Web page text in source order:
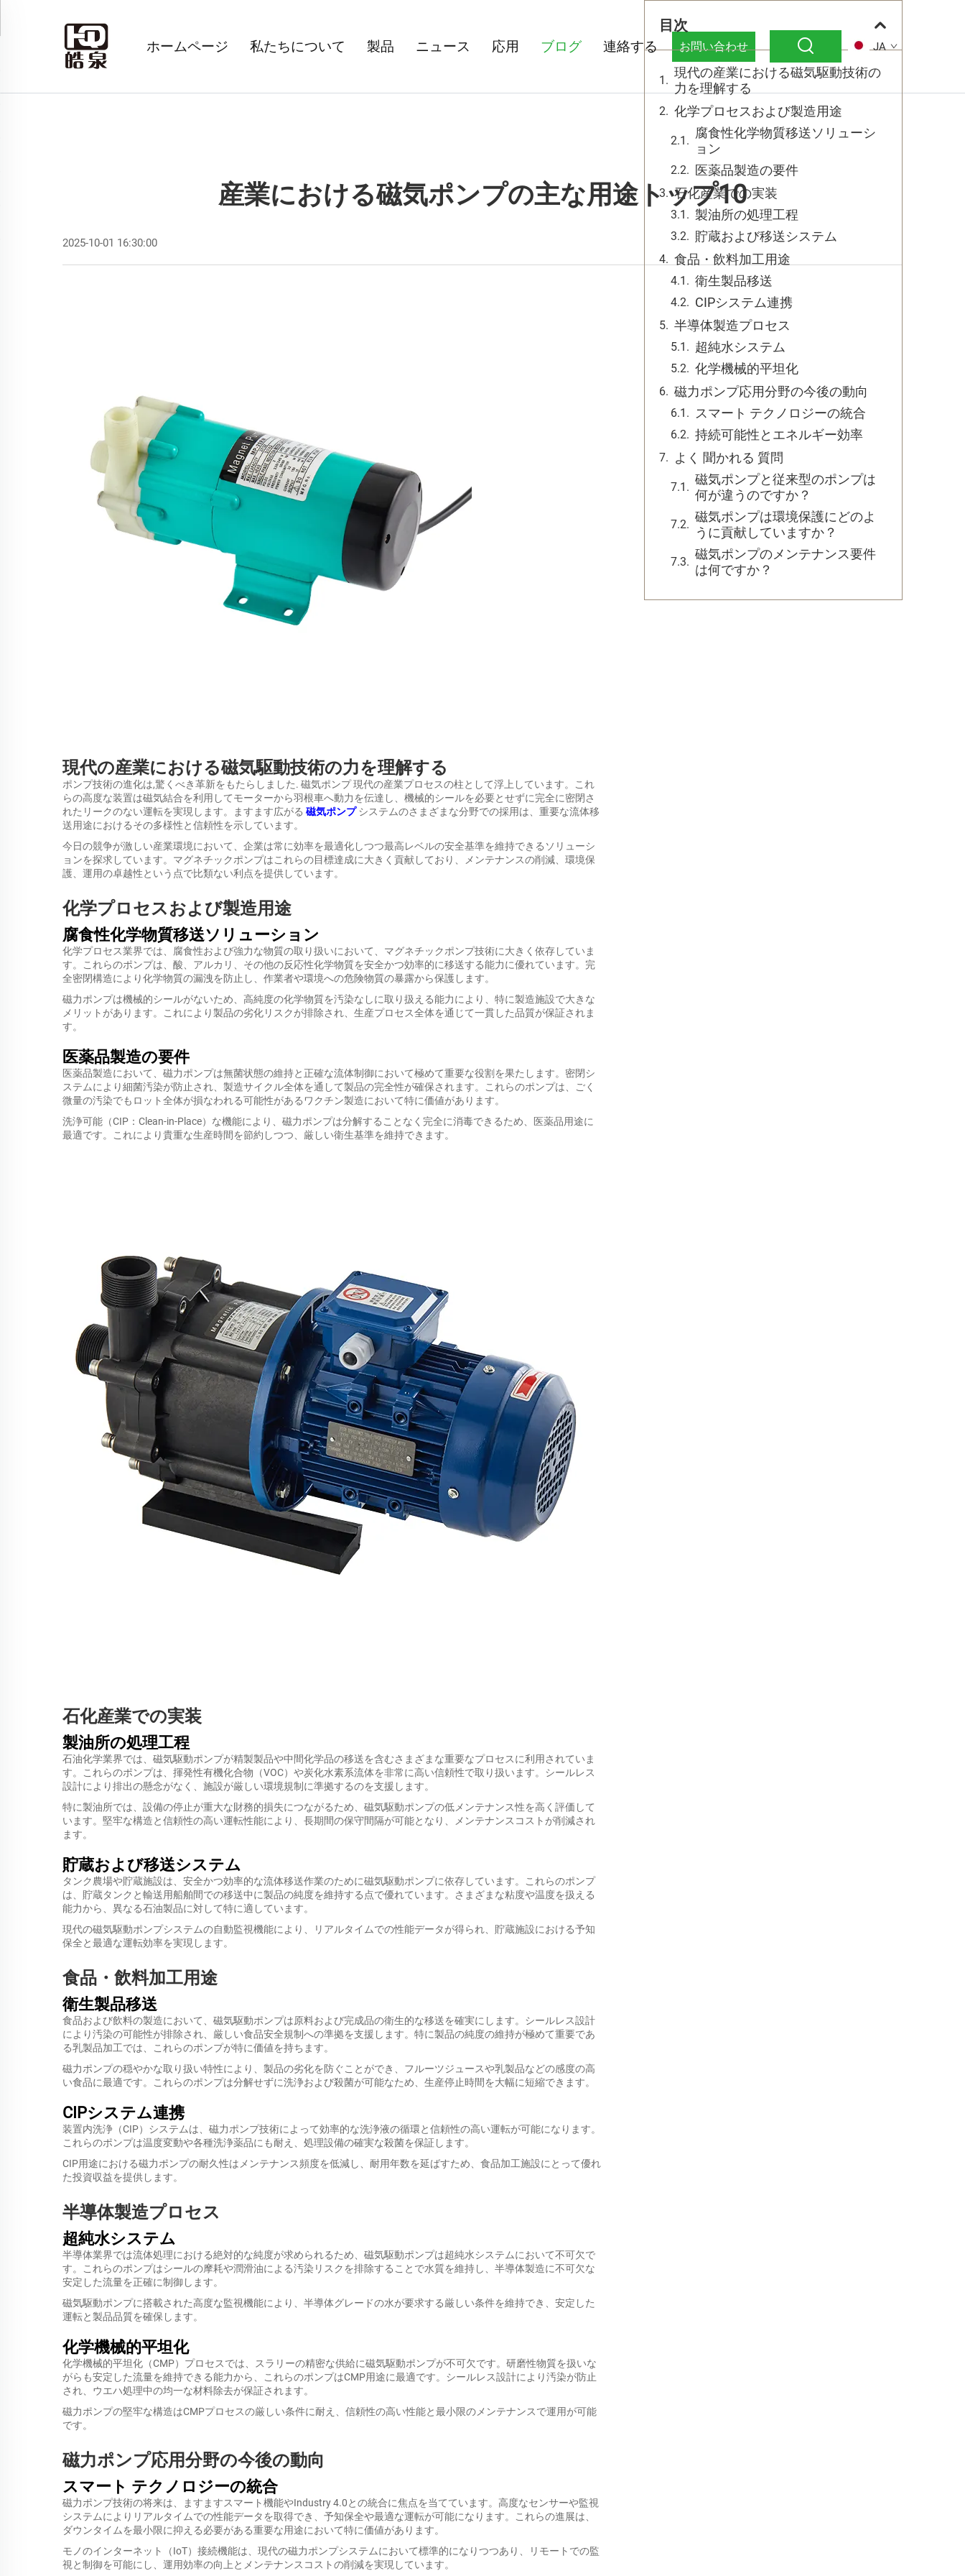
ホームページ 私たちについて 製品 ニュース 応用 ブログ 連絡する お問い合わせ JA
産業における磁気ポンプの主な用途トップ10
2025-10-01 16:30:00
現代の産業における磁気駆動技術の力を理解する
ポンプ技術の進化は,驚くべき革新をもたらしました. 磁気ポンプ現代の産業プロセスの柱として浮上しています。これ
らの高度な装置は磁気結合を利用してモーターから羽根車へ動力を伝達し、機械的シールを必要とせずに完全に密閉さ
れたリークのない運転を実現します。ますます広がる 磁気ポンプシステムのさまざまな分野での採用は、重要な流体移
送用途におけるその多様性と信頼性を示しています。
今日の競争が激しい産業環境において、企業は常に効率を最適化しつつ最高レベルの安全基準を維持できるソリューシ
ョンを探求しています。マグネチックポンプはこれらの目標達成に大きく貢献しており、メンテナンスの削減、環境保
護、運用の卓越性という点で比類ない利点を提供しています。
化学プロセスおよび製造用途
腐食性化学物質移送ソリューション
化学プロセス業界では、腐食性および強力な物質の取り扱いにおいて、マグネチックポンプ技術に大きく依存していま
す。これらのポンプは、酸、アルカリ、その他の反応性化学物質を安全かつ効率的に移送する能力に優れています。完
全密閉構造により化学物質の漏洩を防止し、作業者や環境への危険物質の暴露から保護します。
磁力ポンプは機械的シールがないため、高純度の化学物質を汚染なしに取り扱える能力により、特に製造施設で大きな
メリットがあります。これにより製品の劣化リスクが排除され、生産プロセス全体を通じて一貫した品質が保証されま
す。
医薬品製造の要件
医薬品製造において、磁力ポンプは無菌状態の維持と正確な流体制御において極めて重要な役割を果たします。密閉シ
ステムにより細菌汚染が防止され、製造サイクル全体を通して製品の完全性が確保されます。これらのポンプは、ごく
微量の汚染でもロット全体が損なわれる可能性があるワクチン製造において特に価値があります。
洗浄可能（CIP：Clean-in-Place）な機能により、磁力ポンプは分解することなく完全に消毒できるため、医薬品用途に
最適です。これにより貴重な生産時間を節約しつつ、厳しい衛生基準を維持できます。
石化産業での実装
製油所の処理工程
石油化学業界では、磁気駆動ポンプが精製製品や中間化学品の移送を含むさまざまな重要なプロセスに利用されていま
す。これらのポンプは、揮発性有機化合物（VOC）や炭化水素系流体を非常に高い信頼性で取り扱います。シールレス
設計により排出の懸念がなく、施設が厳しい環境規制に準拠するのを支援します。
特に製油所では、設備の停止が重大な財務的損失につながるため、磁気駆動ポンプの低メンテナンス性を高く評価して
います。堅牢な構造と信頼性の高い運転性能により、長期間の保守間隔が可能となり、メンテナンスコストが削減され
ます。
貯蔵および移送システム
タンク農場や貯蔵施設は、安全かつ効率的な流体移送作業のために磁気駆動ポンプに依存しています。これらのポンプ
は、貯蔵タンクと輸送用船舶間での移送中に製品の純度を維持する点で優れています。さまざまな粘度や温度を扱える
能力から、異なる石油製品に対して特に適しています。
現代の磁気駆動ポンプシステムの自動監視機能により、リアルタイムでの性能データが得られ、貯蔵施設における予知
保全と最適な運転効率を実現します。
食品・飲料加工用途
衛生製品移送
食品および飲料の製造において、磁気駆動ポンプは原料および完成品の衛生的な移送を確実にします。シールレス設計
により汚染の可能性が排除され、厳しい食品安全規制への準拠を支援します。特に製品の純度の維持が極めて重要であ
る乳製品加工では、これらのポンプが特に価値を持ちます。
磁力ポンプの穏やかな取り扱い特性により、製品の劣化を防ぐことができ、フルーツジュースや乳製品などの感度の高
い食品に最適です。これらのポンプは分解せずに洗浄および殺菌が可能なため、生産停止時間を大幅に短縮できます。
CIPシステム連携
装置内洗浄（CIP）システムは、磁力ポンプ技術によって効率的な洗浄液の循環と信頼性の高い運転が可能になります。
これらのポンプは温度変動や各種洗浄薬品にも耐え、処理設備の確実な殺菌を保証します。
CIP用途における磁力ポンプの耐久性はメンテナンス頻度を低減し、耐用年数を延ばすため、食品加工施設にとって優れ
た投資収益を提供します。
半導体製造プロセス
超純水システム
半導体業界では流体処理における絶対的な純度が求められるため、磁気駆動ポンプは超純水システムにおいて不可欠で
す。これらのポンプはシールの摩耗や潤滑油による汚染リスクを排除することで水質を維持し、半導体製造に不可欠な
安定した流量を正確に制御します。
磁気駆動ポンプに搭載された高度な監視機能により、半導体グレードの水が要求する厳しい条件を維持でき、安定した
運転と製品品質を確保します。
化学機械的平坦化
化学機械的平坦化（CMP）プロセスでは、スラリーの精密な供給に磁気駆動ポンプが不可欠です。研磨性物質を扱いな
がらも安定した流量を維持できる能力から、これらのポンプはCMP用途に最適です。シールレス設計により汚染が防止
され、ウエハ処理中の均一な材料除去が保証されます。
磁力ポンプの堅牢な構造はCMPプロセスの厳しい条件に耐え、信頼性の高い性能と最小限のメンテナンスで運用が可能
です。
磁力ポンプ応用分野の今後の動向
スマート テクノロジーの統合
磁力ポンプ技術の将来は、ますますスマート機能やIndustry 4.0との統合に焦点を当てています。高度なセンサーや監視
システムによりリアルタイムでの性能データを取得でき、予知保全や最適な運転が可能になります。これらの進展は、
ダウンタイムを最小限に抑える必要がある重要な用途において特に価値があります。
モノのインターネット（IoT）接続機能は、現代の磁力ポンプシステムにおいて標準的になりつつあり、リモートでの監
視と制御を可能にし、運用効率の向上とメンテナンスコストの削減を実現しています。
目次
現代の産業における磁気駆動技術の
力を理解する
化学プロセスおよび製造用途
腐食性化学物質移送ソリューシ
ョン
医薬品製造の要件
石化産業での実装
製油所の処理工程
貯蔵および移送システム
食品・飲料加工用途
衛生製品移送
CIPシステム連携
半導体製造プロセス
超純水システム
化学機械的平坦化
磁力ポンプ応用分野の今後の動向
スマート テクノロジーの統合
持続可能性とエネルギー効率
よく 聞かれる 質問
磁気ポンプと従来型のポンプは
何が違うのですか？
磁気ポンプは環境保護にどのよ
うに貢献していますか？
磁気ポンプのメンテナンス要件
は何ですか？